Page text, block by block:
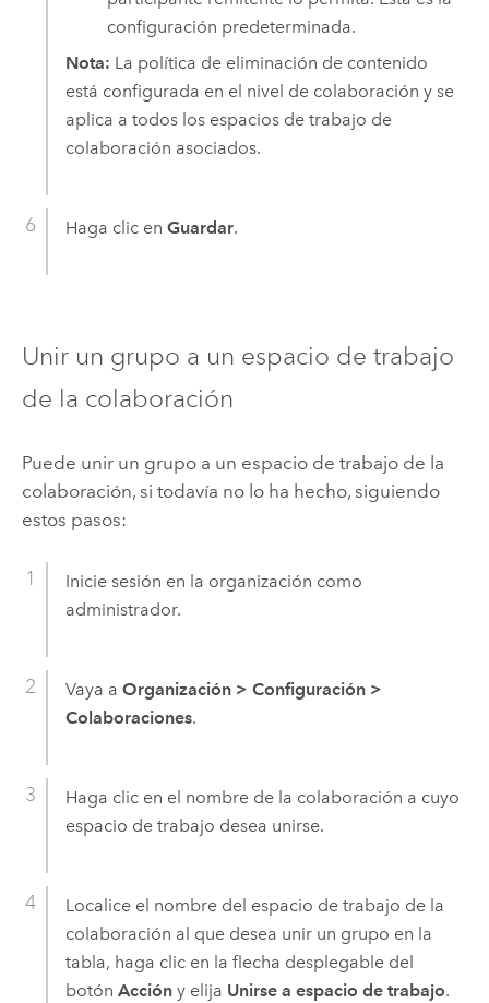
configuración predeterminada.
Nota: La política de eliminación de contenido
está configurada en el nivel de colaboración y se
aplica a todos los espacios de trabajo de
colaboración asociados.
Haga clic en Guardar.
Unir un grupo a un espacio de trabajo
de la colaboración
Puede unir un grupo a un espacio de trabajo de la
colaboración, si todavía no lo ha hecho, siguiendo
estos pasos:
Inicie sesión en la organización como
administrador.
Vaya a Organización > Configuración >
Colaboraciones.
Haga clic en el nombre de la colaboración a cuyo
espacio de trabajo desea unirse.
Localice el nombre del espacio de trabajo de la
colaboración al que desea unir un grupo en la
tabla, haga clic en la flecha desplegable del
botón Accióny elija Unirse a espacio de trabajo.